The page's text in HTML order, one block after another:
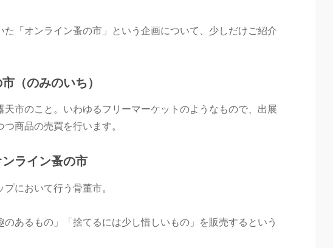
ウ
当
「オンライン蚤の市」という企画について、少しだけご紹介
（のみのいち）
市のこと。いわゆるフリーマーケットのようなもので、出展
商品の売買を行います。
ンライン蚤の市
において行う骨董市。
あるもの」「捨てるには少し惜しいもの」を販売するという